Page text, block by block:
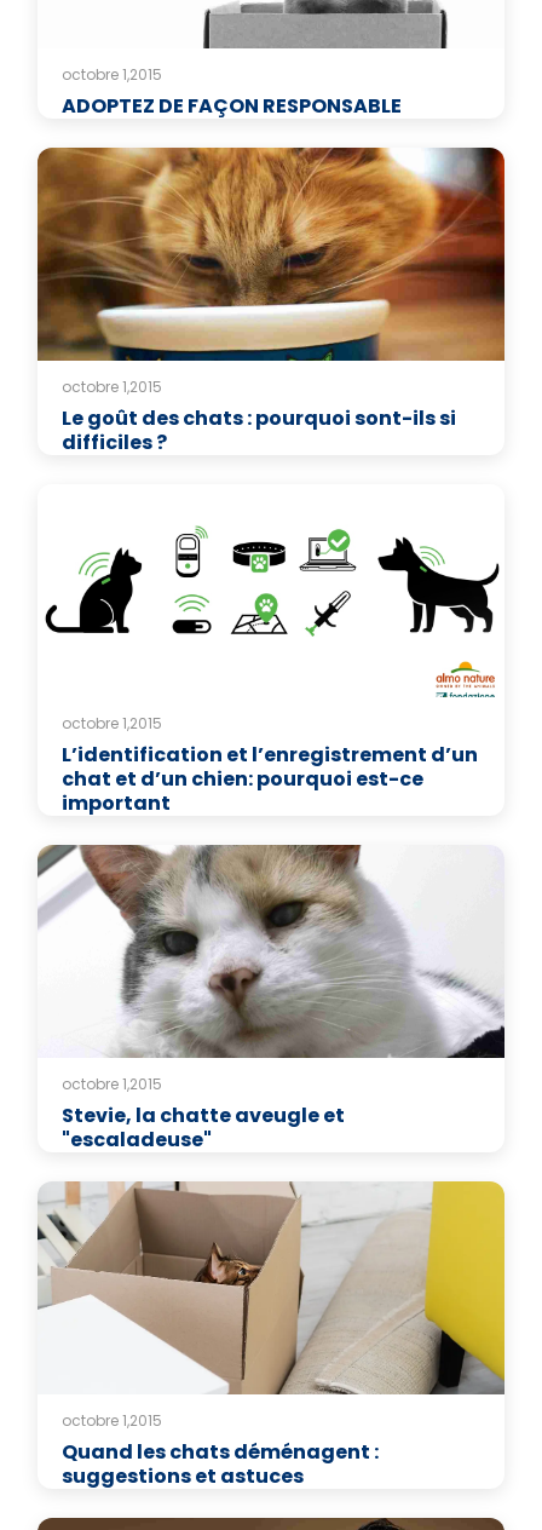
octobre 1,2015
ADOPTEZ DE FAÇON RESPONSABLE
octobre 1,2015
Le goût des chats : pourquoi sont-ils si
difficiles ?
octobre 1,2015
L’identification et l’enregistrement d’un
chat et d’un chien: pourquoi est-ce
important
octobre 1,2015
Stevie, la chatte aveugle et
"escaladeuse"
octobre 1,2015
Quand les chats déménagent :
suggestions et astuces